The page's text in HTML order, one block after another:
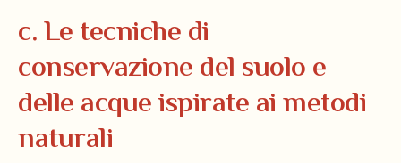
c. Le tecniche di
conservazione del suolo e
delle acque ispirate ai metodi
naturali